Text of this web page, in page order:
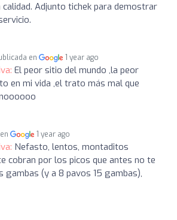
Adjunto tichek para demostrar
en 1 year ago
El peor sitio del mundo ,la peor
en mi vida ,el trato más mal que
1 year ago
Nefasto, lentos, montaditos
cobran por los picos que antes no te
gambas (y a 8 pavos 15 gambas),